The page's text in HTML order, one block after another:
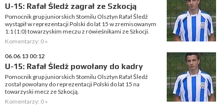
U-15: Rafał Śledź zagrał ze Szkocją
Pomocnik grup juniorskich Stomilu Olsztyn Rafał Śledź
wystąpił w reprezentacji Polski do lat 15 w zremisowanym
1:1 (1:0) towarzyskim meczu z rówieśnikami ze Szkocji.
Komentarzy: 0 »
06.06.13 00:12
U-15: Rafał Śledź powołany do kadry
Pomocnik grup juniorskich Stomilu Olsztyn Rafał Śledź
został powołany do reprezentacji Polski do lat 15 na
towarzyski mecz ze Szkocją.
Komentarzy: 0 »